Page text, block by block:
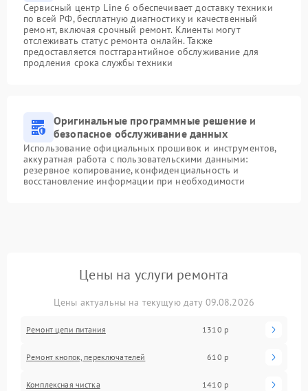
Сервисный центр Line 6 обеспечивает доставку техники
по всей РФ, бесплатную диагностику и качественный
ремонт, включая срочный ремонт. Клиенты могут
отслеживать статус ремонта онлайн. Также
предоставляется постгарантийное обслуживание для
продления срока службы техники
Оригинальные программные решение и
безопасное обслуживание данных
Использование официальных прошивок и инструментов,
аккуратная работа с пользовательскими данными:
резервное копирование, конфиденциальность и
восстановление информации при необходимости
Цены на услуги ремонта
Цены актуальны на текущую дату 09.08.2026
Ремонт цепи питания 1310 р
Ремонт кнопок, переключателей 610 р
Комплексная чистка 1410 р